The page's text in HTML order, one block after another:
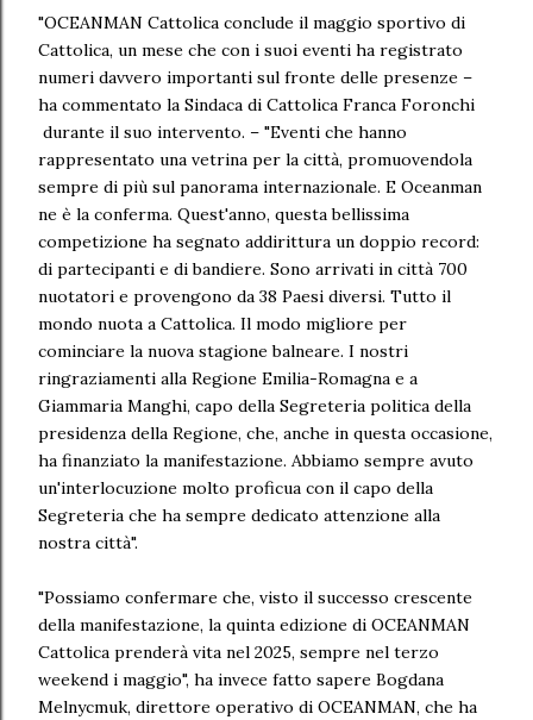
"OCEANMAN Cattolica conclude il maggio sportivo di
Cattolica, un mese che con i suoi eventi ha registrato
numeri davvero importanti sul fronte delle presenze –
ha commentato la Sindaca di Cattolica Franca Foronchi
durante il suo intervento. – "Eventi che hanno
rappresentato una vetrina per la città, promuovendola
sempre di più sul panorama internazionale. E Oceanman
ne è la conferma. Quest'anno, questa bellissima
competizione ha segnato addirittura un doppio record:
di partecipanti e di bandiere. Sono arrivati in città 700
nuotatori e provengono da 38 Paesi diversi. Tutto il
mondo nuota a Cattolica. Il modo migliore per
cominciare la nuova stagione balneare. I nostri
ringraziamenti alla Regione Emilia-Romagna e a
Giammaria Manghi, capo della Segreteria politica della
presidenza della Regione, che, anche in questa occasione,
ha finanziato la manifestazione. Abbiamo sempre avuto
un'interlocuzione molto proficua con il capo della
Segreteria che ha sempre dedicato attenzione alla
nostra città".
"Possiamo confermare che, visto il successo crescente
della manifestazione, la quinta edizione di OCEANMAN
Cattolica prenderà vita nel 2025, sempre nel terzo
weekend i maggio", ha invece fatto sapere Bogdana
Melnycmuk, direttore operativo di OCEANMAN, che ha